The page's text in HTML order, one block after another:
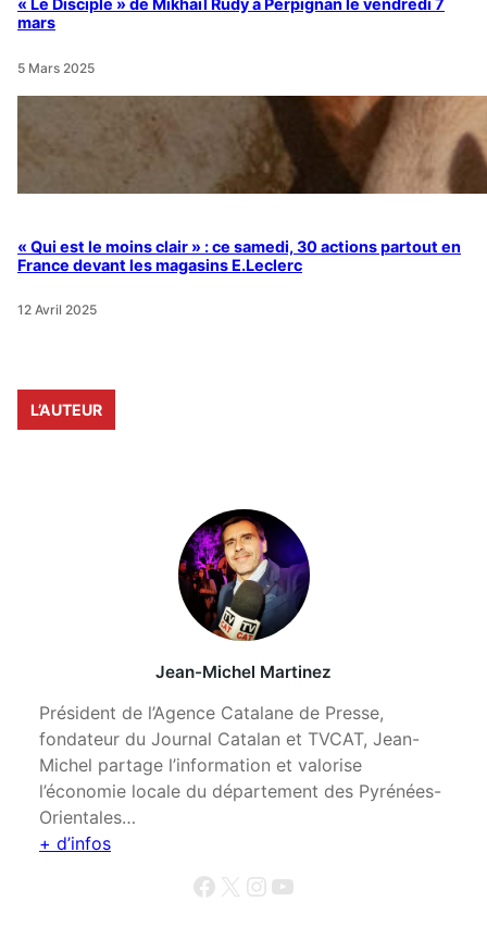
« Le Disciple » de Mikhaïl Rudy à Perpignan le vendredi 7
mars
5 Mars 2025
« Qui est le moins clair » : ce samedi, 30 actions partout en
France devant les magasins E.Leclerc
12 Avril 2025
L’AUTEUR
Jean-Michel Martinez
Président de l’Agence Catalane de Presse,
fondateur du Journal Catalan et TVCAT, Jean-
Michel partage l’information et valorise
l’économie locale du département des Pyrénées-
Orientales…
+ d’infos
Facebook X Instagram YouTube